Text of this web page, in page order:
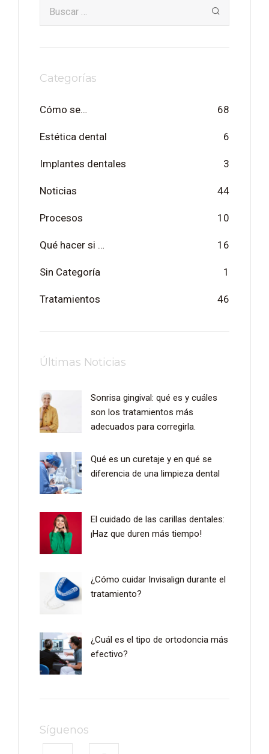
Categorías
Cómo se… 68
Estética dental 6
Implantes dentales 3
Noticias 44
Procesos 10
Qué hacer si … 16
Sin Categoría 1
Tratamientos 46
Últimas Noticias
Sonrisa gingival: qué es y cuáles
son los tratamientos más
adecuados para corregirla.
Qué es un curetaje y en qué se
diferencia de una limpieza dental
El cuidado de las carillas dentales:
¡Haz que duren más tiempo!
¿Cómo cuidar Invisalign durante el
tratamiento?
¿Cuál es el tipo de ortodoncia más
efectivo?
Síguenos